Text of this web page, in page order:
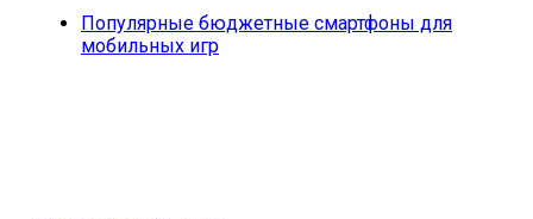
Популярные бюджетные смартфоны для
мобильных игр